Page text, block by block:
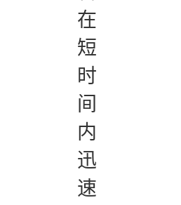
在
短
时
间
内
迅
速